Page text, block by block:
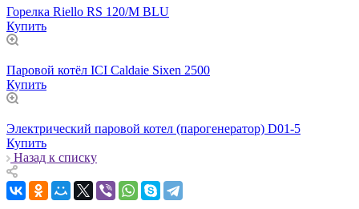
Горелка Riello RS 120/M BLU
Купить
Паровой котёл ICI Caldaie Sixen 2500
Купить
Электрический паровой котел (парогенератор) D01-5
Купить
Назад к списку